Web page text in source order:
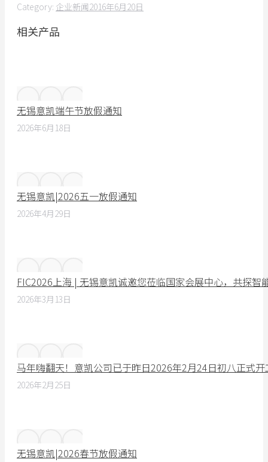
Category: 企业新闻2016年6月20日
相关产品
无锡意凯端午节放假通知
2026年6月18日
无锡意凯|2026五一放假通知
2026年4月29日
FIC2026上海 | 无锡意凯诚邀您莅临国家会展中心，共探智
2026年3月13日
马年嗨翻天！意凯公司已于昨日2026年2月24日初八正式
2026年2月25日
无锡意凯|2026春节放假通知